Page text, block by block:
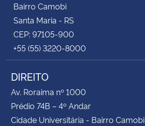
Planalto
Bairro Camobi
Santa Maria - RS
CEP: 97105-900
+55 (55) 3220-8000
DIREITO
Av. Roraima nº 1000
Prédio 74B – 4º Andar
Cidade Universitária - Bairro Camobi